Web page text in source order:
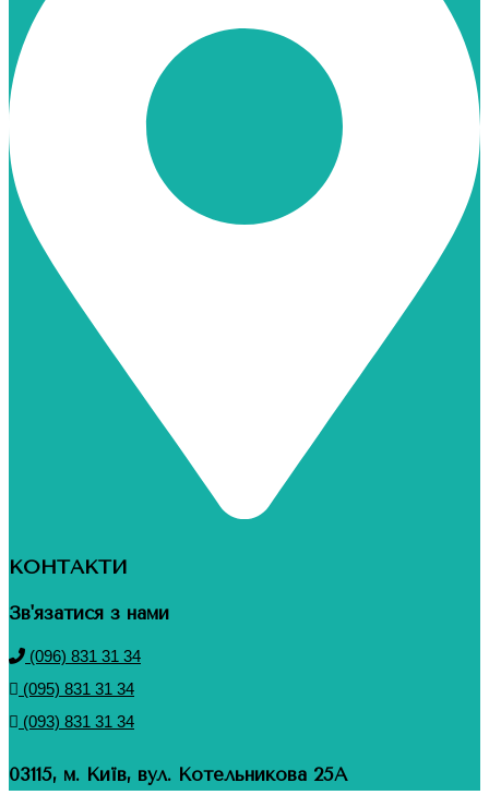
КОНТАКТИ
Зв'язатися з нами
(096) 831 31 34
(095) 831 31 34
(093) 831 31 34
03115, м. Київ, вул. Котельникова 25А